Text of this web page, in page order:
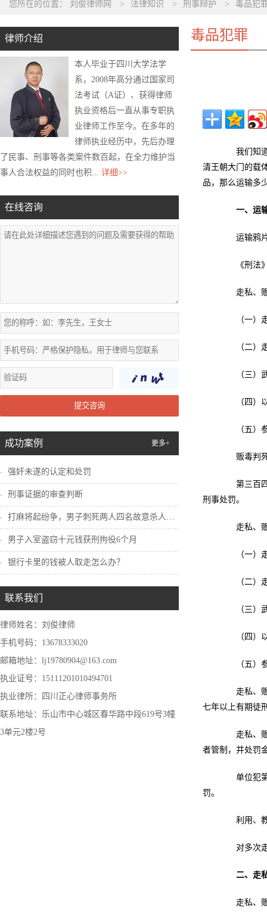
您所在的位置： 刘俊律师网 > 法律知识 > 刑事辩护 > 毒品犯
律师介绍
本人毕业于四川大学法学
系，2008年高分通过国家司
法考试（A证）、获得律师
执业资格后一直从事专职执
业律师工作至今。在多年的
律师执业经历中，先后办理
了民事、刑事等各类案件数百起，在全力维护当
事人合法权益的同时也积... 详细>>
在线咨询
提交咨询
成功案例 更多+
强奸未遂的认定和处罚
刑事证据的审查判断
打麻将起纷争，男子刺死两人四名故意杀人犯...
男子入室盗窃十元钱获刑拘役6个月
银行卡里的钱被人取走怎么办？
联系我们
律师姓名：刘俊律师
手机号码：13678333020
邮箱地址：lj19780904@163.com
执业证号：15111201010494701
执业律所：四川正心律师事务所
联系地址：乐山市中心城区春华路中段619号3幢
3单元2楼2号
毒品犯罪
我们知道
清王朝大门的载
品，那么运输多
一、运
运输鸦片
《刑法》
走私、贩
（一）走
（二）走
（三）武
（四）以
（五）参
贩毒判死
第三百四
刑事处罚。
走私、贩
（一）走
（二）走
（三）武
（四）以
（五）参
走私、贩
七年以上有期徒
走私、贩
者管制，并处罚
单位犯第
罚。
利用、教
对多次走
二、走
走私、贩